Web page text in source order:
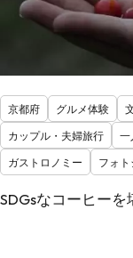
京都府 グルメ体験
カップル・夫婦旅行
一
ガストロノミー
フォト
SDGsなコーヒーを